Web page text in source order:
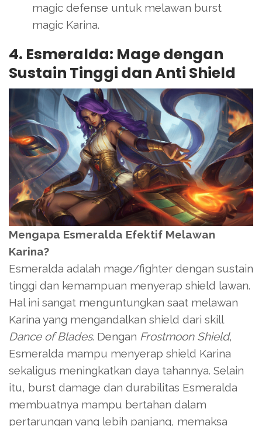
magic defense untuk melawan burst
magic Karina.
4. Esmeralda: Mage dengan
Sustain Tinggi dan Anti Shield
Mengapa Esmeralda Efektif Melawan
Karina?
Esmeralda adalah mage/fighter dengan sustain
tinggi dan kemampuan menyerap shield lawan.
Hal ini sangat menguntungkan saat melawan
Karina yang mengandalkan shield dari skill
Dance of Blades. Dengan Frostmoon Shield,
Esmeralda mampu menyerap shield Karina
sekaligus meningkatkan daya tahannya. Selain
itu, burst damage dan durabilitas Esmeralda
membuatnya mampu bertahan dalam
pertarungan yang lebih panjang, memaksa